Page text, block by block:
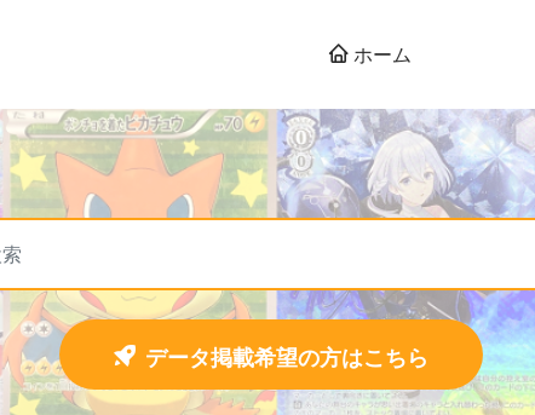
ホーム
データ掲載希望の方はこちら